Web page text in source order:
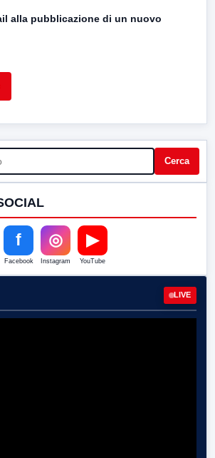
alla pubblicazione di un nuovo
Cerca
f
Facebook
◎
Instagram
▶
YouTube
LIVE